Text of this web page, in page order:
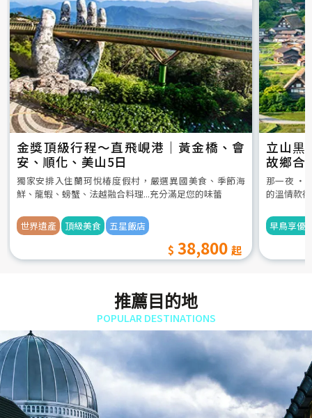
金獎頂級行程～直飛峴港｜黃金橋、會
安、順化、美山5日
獨家安排入住蘭珂悅椿度假村，嚴選異國美食、季節海
鮮、龍蝦、螃蟹、法越融合料理...充分滿足您的味蕾
世界遺產 頂級美食 五星飯店
38,800
立山黒
故鄉合
5日
那一夜 ‧
的溫情款
早鳥享優
推薦目的地
POPULAR DESTINATIONS